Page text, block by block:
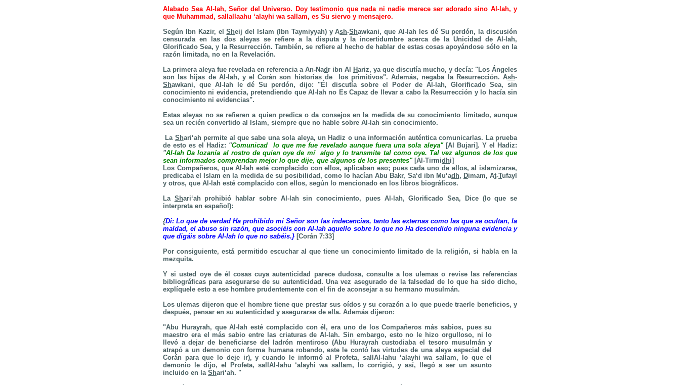
Alabado Sea Al-lah, Señor del Universo. Doy testimonio que nada ni nadie merece ser adorado sino Al-lah, y
que Muhammad, sallallaahu ‘alayhi wa sallam, es Su siervo y mensajero.
Según Ibn Kazir, elSheij del Islam (Ibn Taymiyyah) y Ash-Shawkani, que Al-lah les dé Su perdón, la discusión
censurada en las dos aleyas se refiere a la disputa y la incertidumbre acerca de
la Unicidad
de Al-lah,
Glorificado Sea, y la Resurrección. También, se refiere al hecho de hablar de estas cosas apoyándose sólo en la
razón limitada, no en la Revelación.
La primera aleya fue revelada en referencia a An-Nad r ibn Al Hariz, ya que discutía mucho, y decía: "Los Ángeles
son las hijas de Al-lah, y el Corán son historias de los primitivos". Además, negaba la Resurrección. Ash-
Shawkani, que Al-lah le dé Su perdón, dijo: "Él discutía sobre el Poder de Al-lah, Glorificado Sea, sin
conocimiento ni evidencia, pretendiendo que Al-lah no Es Capaz de llevar a cabo la Resurrección y lo hacía sin
conocimiento ni evidencias".
Estas aleyas no se refieren a quien predica o da consejos en la medida de su conocimiento limitado, aunque
sea un recién convertido al Islam, siempre que no hable sobre Al-lah sin conocimiento.
La Shari‘ah permite al que sabe una sola aleya, un Hadiz o una información auténtica comunicarlas. La prueba
de esto es el Hadiz: "Comunicad lo que me fue revelado aunque fuera una sola aleya" [Al Bujari]. Y el Hadiz:
"Al-lah Da lozanía al rostro de quien oye de mí algo y lo transmite tal como oye. Tal vez algunos de los que
sean informados comprendan mejor lo que dije, que algunos de los presentes"[Al-Tirmidhi]
Los Compañeros, que Al-lah esté complacido con ellos, aplicaban eso; pues cada uno de ellos, al islamizarse,
predicaba el Islam en la medida de su posibilidad, como lo hacían Abu Bakr, Sa‘d ibn Mu‘adh, Dimam, At-Tufayl
y otros, que Al-lah esté complacido con ellos, según lo mencionado en los libros biográficos.
La Shari‘ah prohibió hablar sobre Al-lah sin conocimiento, pues Al-lah, Glorificado Sea, Dice (lo que se
interpreta en español):
{Di: Lo que de verdad Ha prohibido mi Señor son las indecencias, tanto las externas como las que se ocultan, la
maldad, el abuso sin razón, que asociéis con Al-lah aquello sobre lo que no Ha descendido ninguna evidencia y
que digáis sobre Al-lah lo que no sabéis.} [Corán 7:33]
Por consiguiente, está permitido escuchar al que tiene un conocimiento limitado de la religión, si habla en la
mezquita.
Y si usted oye de él cosas cuya autenticidad parece dudosa, consulte a los ulemas o revise las referencias
bibliográficas para asegurarse de su autenticidad. Una vez asegurado de la falsedad de lo que ha sido dicho,
explíquele esto a ese hombre prudentemente con el fin de aconsejar a su hermano musulmán.
Los ulemas dijeron que el hombre tiene que prestar sus oídos y su corazón a lo que puede traerle beneficios, y
después, pensar en su autenticidad y asegurarse de ella. Además dijeron:
"Abu Hurayrah, que Al-lah esté complacido con él, era uno de los Compañeros más sabios, pues su
maestro era el más sabio entre las criaturas de Al-lah. Sin embargo, esto no le hizo orgulloso, ni lo
llevó a dejar de beneficiarse del ladrón mentiroso (Abu Hurayrah custodiaba el tesoro musulmán y
atrapó a un demonio con forma humana robando, este le contó las virtudes de una aleya especial del
Corán para que lo deje ir), y cuando le informó al Profeta, sallAl-lahu ‘alayhi wa sallam, lo que el
demonio le dijo, el Profeta, sallAl-lahu ‘alayhi wa sallam, lo corrigió, y así, llegó a ser un asunto
incluido en la Shari‘ah. "